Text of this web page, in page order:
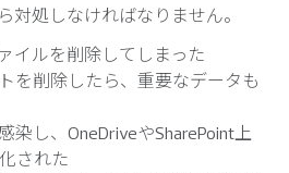
対処しなければなりません。
イルを削除してしまった
を削除したら、重要なデータも
染し、OneDriveやSharePoint上
された